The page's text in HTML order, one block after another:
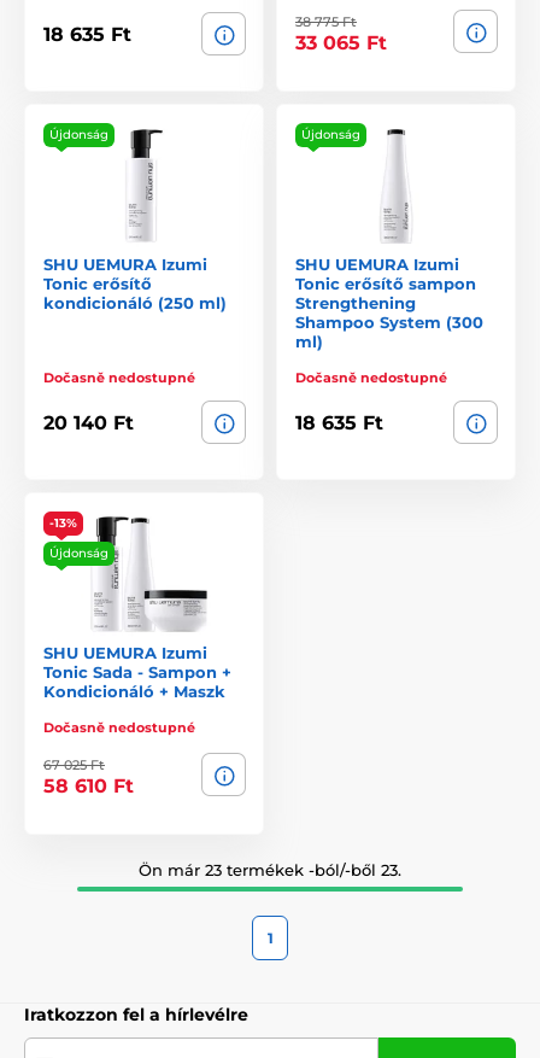
18 635 Ft
38 775 Ft
33 065 Ft
Újdonság
SHU UEMURA Izumi
Tonic erősítő
kondicionáló (250 ml)
Dočasně nedostupné
20 140 Ft
Újdonság
SHU UEMURA Izumi
Tonic erősítő sampon
Strengthening
Shampoo System (300
ml)
Dočasně nedostupné
18 635 Ft
-13%
Újdonság
SHU UEMURA Izumi
Tonic Sada - Sampon +
Kondicionáló + Maszk
Dočasně nedostupné
67 025 Ft
58 610 Ft
Ön már 23 termékek -ból/-ből 23.
1
Iratkozzon fel a hírlevélre